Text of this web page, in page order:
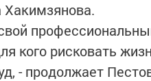
Хакимзянова.
кого рисковать
- продолжает